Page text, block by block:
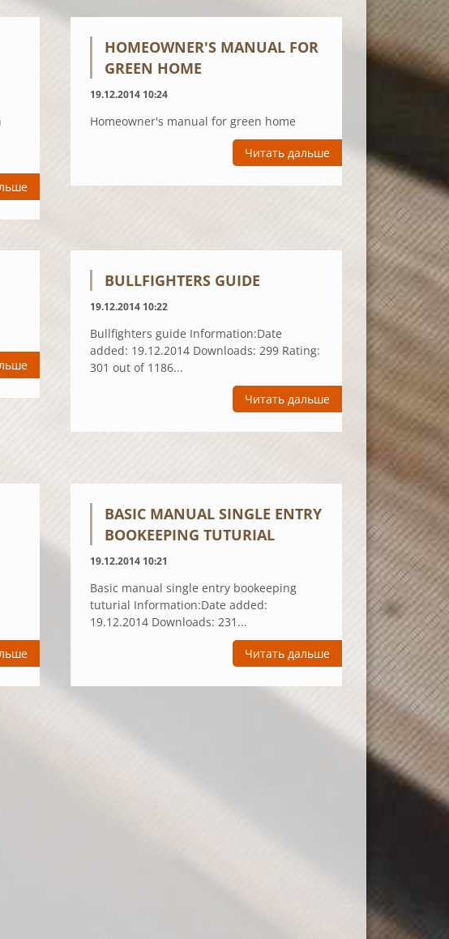
HOMEOWNER'S MANUAL FOR
GREEN HOME
19.12.2014 10:24
Homeowner's manual for green home
Читать дальше
BULLFIGHTERS GUIDE
19.12.2014 10:22
Bullfighters guide Information:Date
added: 19.12.2014 Downloads: 299 Rating:
301 out of 1186...
Читать дальше
BASIC MANUAL SINGLE ENTRY
BOOKEEPING TUTURIAL
19.12.2014 10:21
Basic manual single entry bookeeping
tuturial Information:Date added:
19.12.2014 Downloads: 231...
Читать дальше